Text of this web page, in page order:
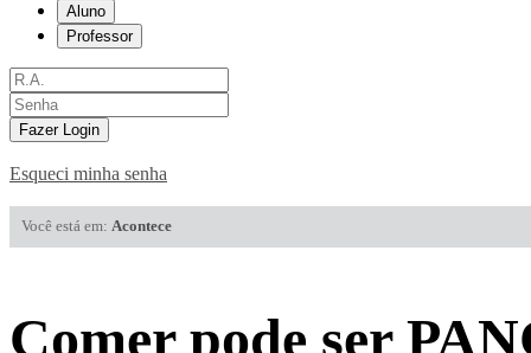
Aluno
Professor
Fazer Login
Esqueci minha senha
Você está em: Acontece
Comer pode ser